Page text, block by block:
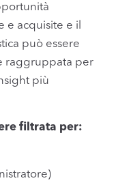
e acquisite e il
può essere
raggruppata per
più
filtrata per: